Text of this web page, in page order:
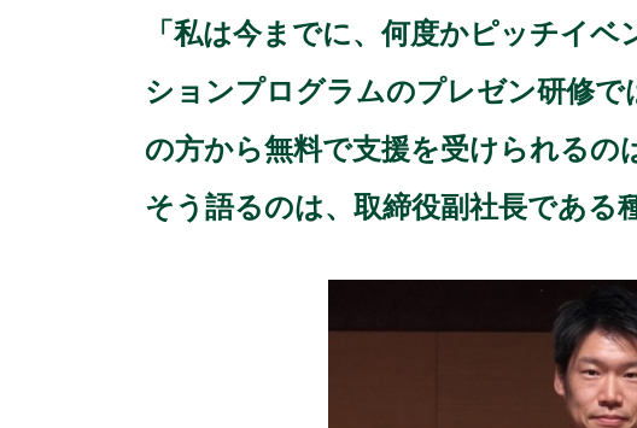
「私は今までに、何度かピッチイ
ションプログラムのプレゼン研修
の方から無料で支援を受けられるの
そう語るのは、取締役副社長である